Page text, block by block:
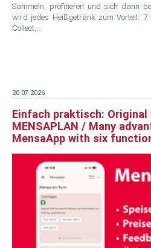
Sammeln, profitieren und sich dann
wird jedes Heißgetränk zum Vorteil:
Collect,…
20.07.2026
Einfach praktisch: Original
MENSAPLAN / Many
MensaApp with six